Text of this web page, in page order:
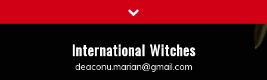
to
International Witches
deaconu.marian@gmail.com